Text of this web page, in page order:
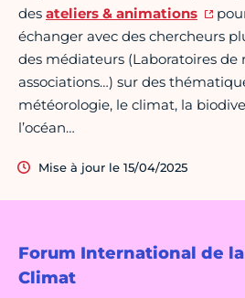
Forum International de
Climat
des ateliers & animations
échanger avec des chercheurs
des médiateurs (Laboratoires de
associations…) sur des
météorologie, le climat, la
l’océan…
Mise à jour le 15/04/2025